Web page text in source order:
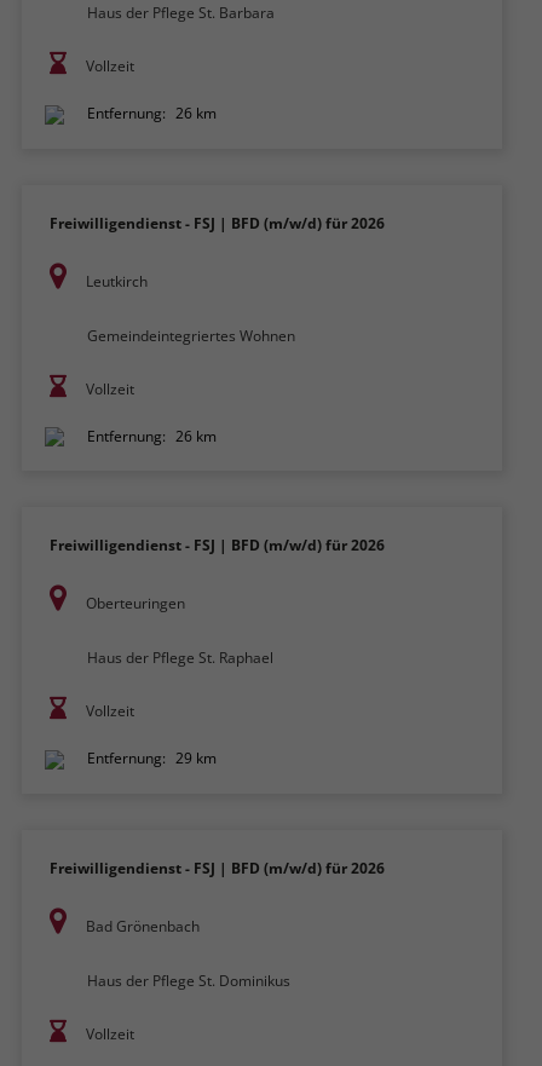
Haus der Pflege St. Barbara
Vollzeit
Entfernung: 26 km
Freiwilligendienst - FSJ | BFD (m/w/d) für 2026
Leutkirch
Gemeindeintegriertes Wohnen
Vollzeit
Entfernung: 26 km
Freiwilligendienst - FSJ | BFD (m/w/d) für 2026
Oberteuringen
Haus der Pflege St. Raphael
Vollzeit
Entfernung: 29 km
Freiwilligendienst - FSJ | BFD (m/w/d) für 2026
Bad Grönenbach
Haus der Pflege St. Dominikus
Vollzeit